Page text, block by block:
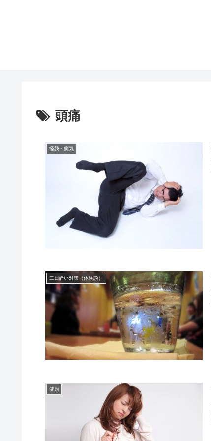
頭痛
怪我・病気
二日酔い対策（体験談）
健康